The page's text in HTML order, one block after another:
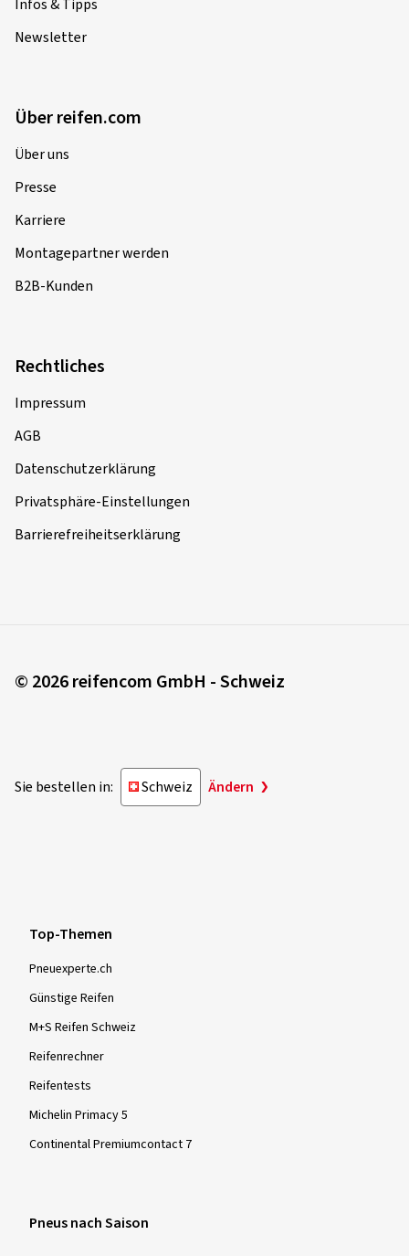
Infos & Tipps
Newsletter
Über reifen.com
Über uns
Presse
Karriere
Montagepartner werden
B2B-Kunden
Rechtliches
Impressum
AGB
Datenschutzerklärung
Privatsphäre-Einstellungen
Barrierefreiheitserklärung
© 2026 reifencom GmbH - Schweiz
Sie bestellen in: Schweiz Ändern
Top-Themen
Pneuexperte.ch
Günstige Reifen
M+S Reifen Schweiz
Reifenrechner
Reifentests
Michelin Primacy 5
Continental Premiumcontact 7
Pneus nach Saison